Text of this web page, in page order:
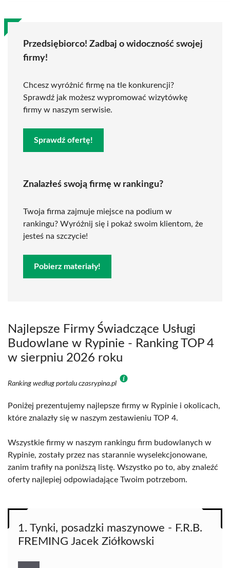
Przedsiębiorco! Zadbaj o widoczność swojej
firmy!
Chcesz wyróżnić firmę na tle konkurencji?
Sprawdź jak możesz wypromować wizytówkę
firmy w naszym serwisie.
Sprawdź ofertę!
Znalazłeś swoją firmę w rankingu?
Twoja firma zajmuje miejsce na podium w
rankingu? Wyróżnij się i pokaż swoim klientom, że
jesteś na szczycie!
Pobierz materiały!
Najlepsze Firmy Świadczące Usługi
Budowlane w Rypinie - Ranking TOP 4
w sierpniu 2026 roku
Ranking według portalu czasrypina.pl
Poniżej prezentujemy najlepsze firmy w Rypinie i okolicach,
które znalazły się w naszym zestawieniu TOP 4.
Wszystkie firmy w naszym rankingu firm budowlanych w
Rypinie, zostały przez nas starannie wyselekcjonowane,
zanim trafiły na poniższą listę. Wszystko po to, aby znaleźć
oferty najlepiej odpowiadające Twoim potrzebom.
1. Tynki, posadzki maszynowe - F.R.B.
FREMING Jacek Ziółkowski